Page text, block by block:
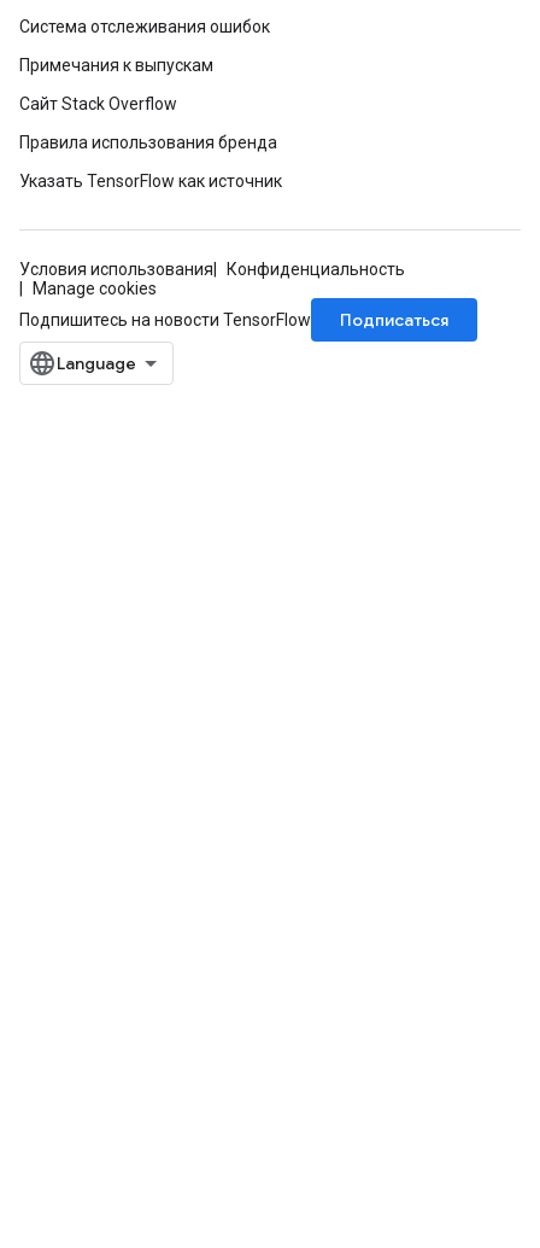
Система отслеживания ошибок
Примечания к выпускам
Сайт Stack Overflow
Правила использования бренда
Указать TensorFlow как источник
Условия использования
Конфиденциальность
Manage cookies
Подпишитесь на новости TensorFlow
Подписаться